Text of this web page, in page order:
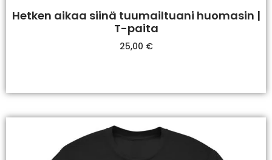
Hetken aikaa siinä tuumailtuani huomasin |
T-paita
25,00 €